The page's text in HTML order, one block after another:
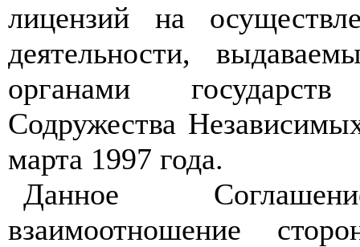
лицензий на
деятельности,
органами
Содружества
марта 1997 года.
Данное
взаимоотношение